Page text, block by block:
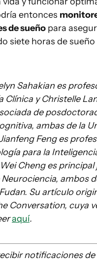
entonces
de sueño para
siete horas de
Sahakianes
Clínica yChristelle
de
ambas de la
Feng es
para la
Cheng es principal
ambos
Su artículo
Conversation, cuya
aquí.
notificaciones de